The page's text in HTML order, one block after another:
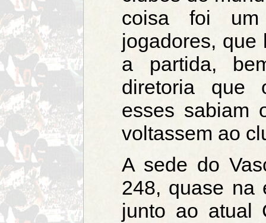
coisa foi
jogadores, que
a partida,
diretoria que
esses sabiam
voltassem ao
A sede do
248, quase na
junto ao atual